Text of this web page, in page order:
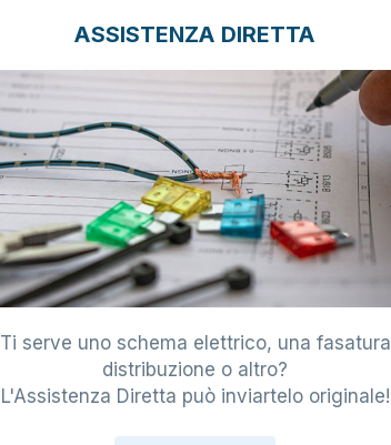
ASSISTENZA DIRETTA
Ti serve uno schema elettrico, una fasatura
distribuzione o altro?
L'Assistenza Diretta può inviartelo originale!